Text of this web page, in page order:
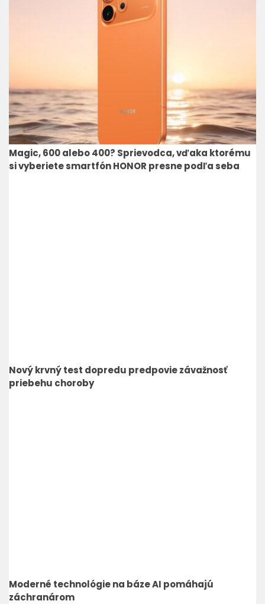
Magic, 600 alebo 400? Sprievodca, vďaka ktorému
si vyberiete smartfón HONOR presne podľa seba
Nový krvný test dopredu predpovie závažnosť
priebehu choroby
Moderné technológie na báze AI pomáhajú
záchranárom